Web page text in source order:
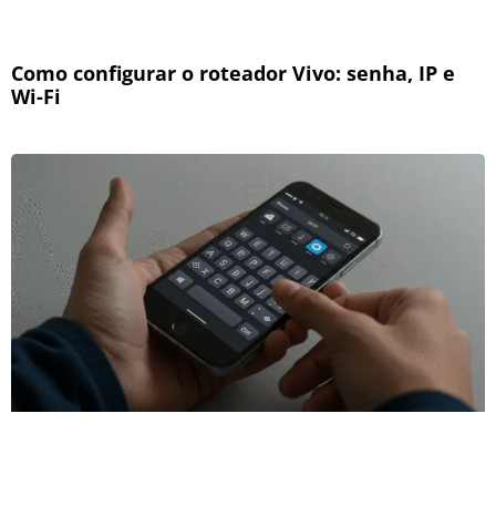
Como configurar o roteador Vivo: senha, IP e
Wi-Fi